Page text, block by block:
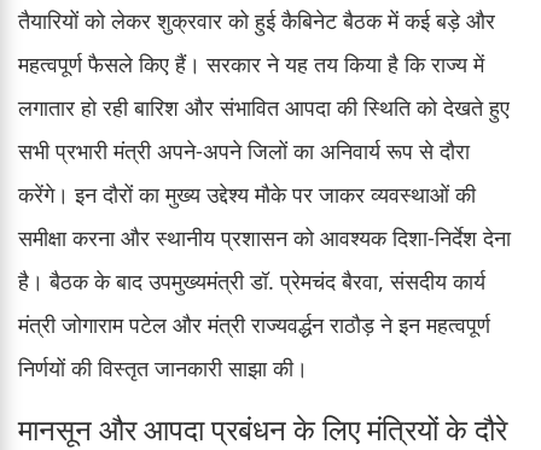
तैयारियों को लेकर शुक्रवार को हुई कैबिनेट बैठक में कई बड़े और
महत्वपूर्ण फैसले किए हैं। सरकार ने यह तय किया है कि राज्य में
लगातार हो रही बारिश और संभावित आपदा की स्थिति को देखते हुए
सभी प्रभारी मंत्री अपने-अपने जिलों का अनिवार्य रूप से दौरा
करेंगे। इन दौरों का मुख्य उद्देश्य मौके पर जाकर व्यवस्थाओं की
समीक्षा करना और स्थानीय प्रशासन को आवश्यक दिशा-निर्देश देना
है। बैठक के बाद उपमुख्यमंत्री डॉ. प्रेमचंद बैरवा, संसदीय कार्य
मंत्री जोगाराम पटेल और मंत्री राज्यवर्द्धन राठौड़ ने इन महत्वपूर्ण
निर्णयों की विस्तृत जानकारी साझा की।
मानसून और आपदा प्रबंधन के लिए मंत्रियों के दौरे